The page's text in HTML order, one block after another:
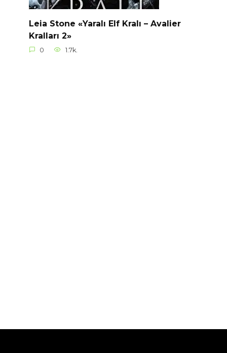
Leia Stone «Yaralı Elf Kralı – Avalier
Kralları 2»
0 1.7k.